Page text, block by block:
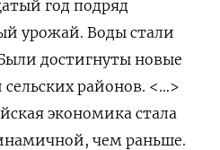
год подряд
урожай. Воды стали
достигнуты новые
районов. <…>
экономика стала
чем раньше.